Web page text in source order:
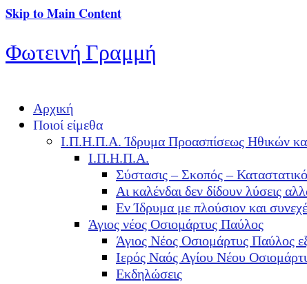
Skip to Main Content
Φωτεινή Γραμμή
Αρχική
Ποιοί είμεθα
Ι.Π.Η.Π.Α. Ίδρυμα Προασπίσεως Ηθικών
Ι.Π.Η.Π.Α.
Σύστασις – Σκοπός –
Αι καλένδαι δεν δίδουν λύσεις
Εν Ίδρυμα με πλούσιον και
Άγιος νέος Οσιομάρτυς Παύλος
Άγιος Νέος Οσιομάρτυς Παύλος
Ιερός Ναός Αγίου Νέου
Εκδηλώσεις